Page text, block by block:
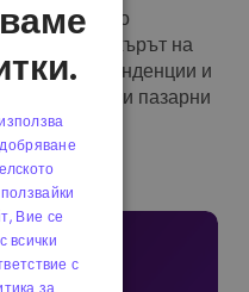
са малко
сте мениджърът на
тенденции и
си пазарни
Вие се
всички
с
за